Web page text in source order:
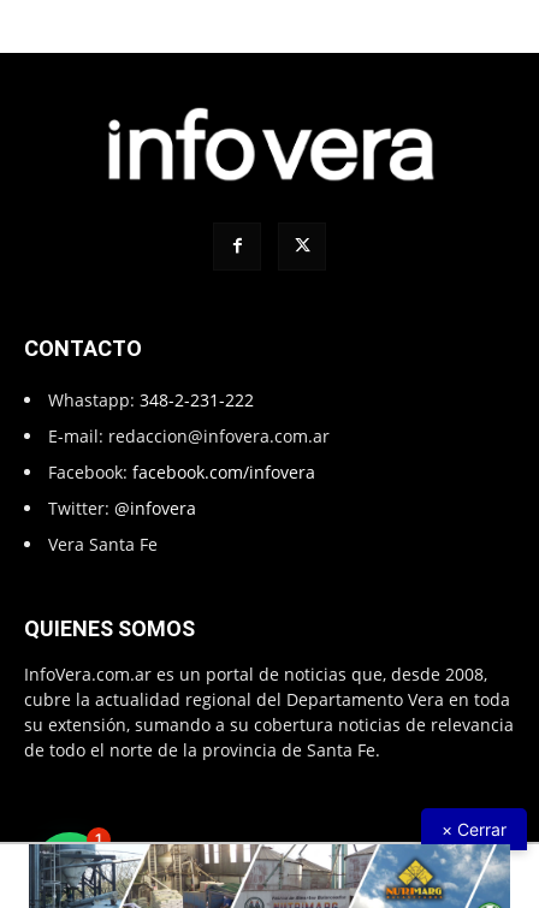
CONTACTO
Whastapp: 348-2-231-222
E-mail: redaccion@infovera.com.ar
Facebook: facebook.com/infovera
Twitter: @infovera
Vera Santa Fe
QUIENES SOMOS
InfoVera.com.ar es un portal de noticias que, desde 2008,
cubre la actualidad regional del Departamento Vera en toda
su extensión, sumando a su cobertura noticias de relevancia
de todo el norte de la provincia de Santa Fe.
Todos Los Derechos Reservados © 2008 – 2026. Infovera.com.ar -
× Cerrar
1